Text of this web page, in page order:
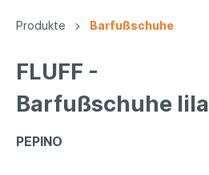
Produkte Barfußschuhe
FLUFF -
Barfußschuhe lila
PEPINO